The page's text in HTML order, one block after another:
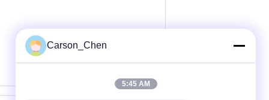
Carson_Chen
5:45 AM